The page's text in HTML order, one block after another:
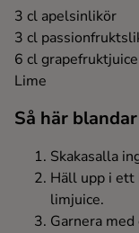
Ingredienser
3 cl apelsinlikör
3 cl
6 cl grapefruktjuice
Lime
Så här
Skakasalla
Häll upp i ett
limjuice.
Garnera med